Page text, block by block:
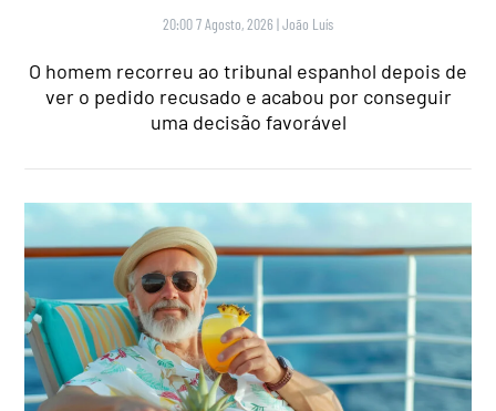
20:00 7 Agosto, 2026 |João Luís
O homem recorreu ao tribunal espanhol depois de
ver o pedido recusado e acabou por conseguir
uma decisão favorável